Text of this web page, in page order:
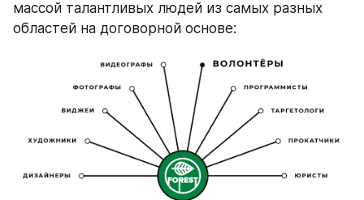
массой талантливых людей из самых разных
областей на договорной основе: